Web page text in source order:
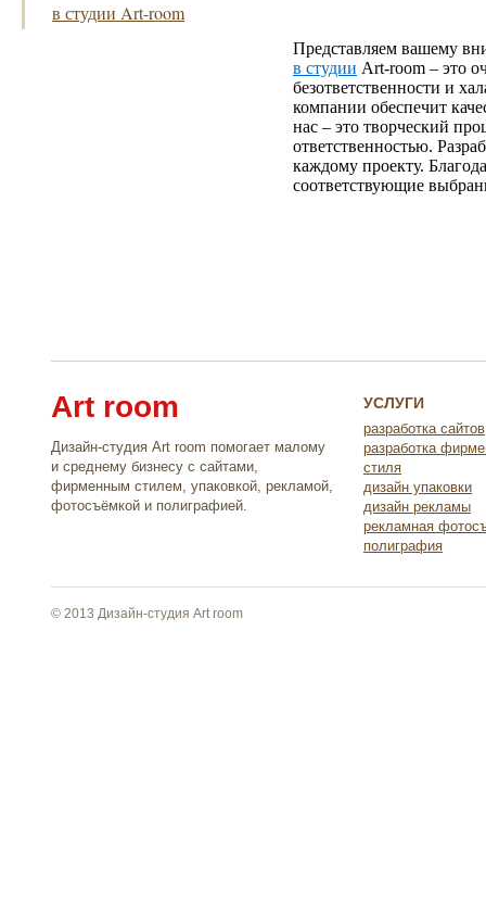
в студии Art-room
Представляем вашему
в студии Art-room – это
безответственности и
компании обеспечит
нас – это творческий
ответственностью.
каждому проекту.
соответствующие
Art room
Дизайн-студия Art room помогает малому
и среднему бизнесу с сайтами,
фирменным стилем, упаковкой, рекламой,
фотосъёмкой и полиграфией.
УСЛУГИ
разработка сайтов
разработка
стиля
дизайн упаковки
дизайн рекламы
рекламная
полиграфия
© 2013 Дизайн-студия Art room